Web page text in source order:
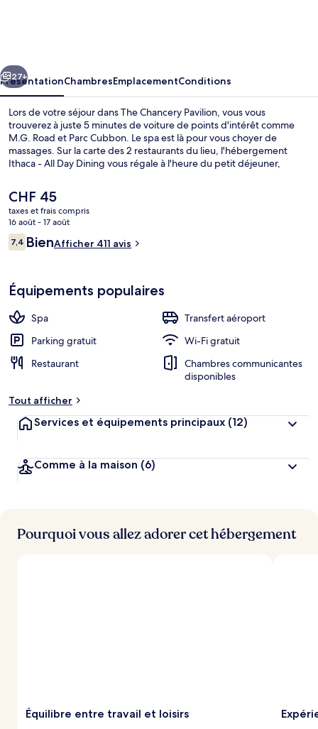
Suivant
27+
PrésentationChambresEmplacementConditions
Lors de votre séjour dans The Chancery Pavilion, vous vous
trouverez à juste 5 minutes de voiture de points d'intérêt comme
M.G. Road et Parc Cubbon. Le spa est là pour vous choyer de
massages. Sur la carte des 2 restaurants du lieu, l'hébergement
Ithaca - All Day Dining vous régale à l'heure du petit déjeuner,
fitness et un bar / salon.
Le
prix
actuel
est
de
CHF 45
taxes et frais compris
16 août - 17 août
Avis
voyageurs
7,47,4 sur 10
BienAfficher 411 avis
Équipements populaires
Spa
Transfert aéroport
Parking gratuit
Wi-Fi gratuit
Restaurant
Chambres communicantes
disponibles
Tout afficher
Services et équipements principaux (12)
Comme à la maison (6)
Pourquoi vous allez adorer cet hébergement
Équilibre entre travail et loisirs